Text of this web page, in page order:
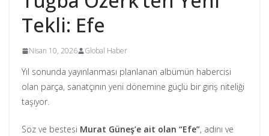
Tekli: Efe
Nisan 10, 2026 Global Haber
Yıl sonunda yayınlanması planlanan albümün habercisi
olan parça, sanatçının yeni dönemine güçlü bir giriş niteliği
taşıyor.
Söz ve bestesi Murat Güneş’e ait olan “Efe”, adını ve